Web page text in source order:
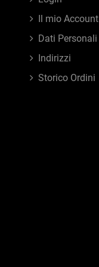
Il mio Account
Dati Personali
Indirizzi
Storico Ordini